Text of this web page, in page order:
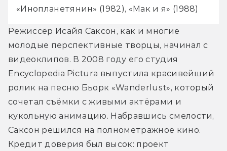
«Инопланетянин» (1982), «Мак и я» (1988)
Режиссёр Исайя Саксон, как и многие
молодые перспективные творцы, начинал с
видеоклипов. В 2008 году его студия
Encyclopedia Pictura выпустила красивейший
ролик на песню Бьорк «Wanderlust», который
сочетал съёмки с живыми актёрами и
кукольную анимацию. Набравшись смелости,
Саксон решился на полнометражное кино.
Кредит доверия был высок: проект